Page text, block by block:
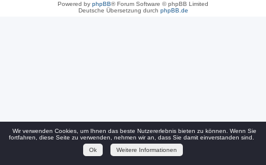
Powered by phpBB® Forum Software © phpBB Limited
Deutsche Übersetzung durch phpBB.de
Wir verwenden Cookies, um Ihnen das beste Nutzererlebnis bieten zu können. Wenn Sie
fortfahren, diese Seite zu verwenden, nehmen wir an, dass Sie damit einverstanden sind.
Ok
Weitere Informationen